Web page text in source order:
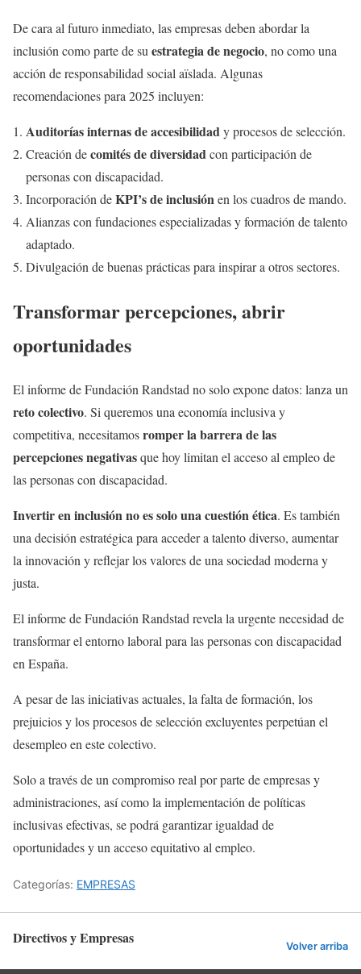
De cara al futuro inmediato, las empresas deben abordar la
inclusión como parte de su estrategia de negocio, no como una
acción de responsabilidad social aïslada. Algunas
recomendaciones para 2025 incluyen:
Auditorías internas de accesibilidady procesos de selección.
Creación decomités de diversidadcon participación de
personas con discapacidad.
Incorporación deKPI’s de inclusiónen los cuadros de mando.
Alianzas con fundaciones especializadas y formación de talento
adaptado.
Divulgación de buenas prácticas para inspirar a otros sectores.
Transformar percepciones, abrir
oportunidades
El informe de Fundación Randstad no solo expone datos: lanza un
reto colectivo. Si queremos una economía inclusiva y
competitiva, necesitamosromper la barrera de las
percepciones negativasque hoy limitan el acceso al empleo de
las personas con discapacidad.
Invertir en inclusión no es solo una cuestión ética. Es también
una decisión estratégica para acceder a talento diverso, aumentar
la innovación y reflejar los valores de una sociedad moderna y
justa.
El informe de Fundación Randstad revela la urgente necesidad de
transformar el entorno laboral para las personas con discapacidad
en España.
A pesar de las iniciativas actuales, la falta de formación, los
prejuicios y los procesos de selección excluyentes perpetúan el
desempleo en este colectivo.
Solo a través de un compromiso real por parte de empresas y
administraciones, así como la implementación de políticas
inclusivas efectivas, se podrá garantizar igualdad de
oportunidades y un acceso equitativo al empleo.
Categorías: EMPRESAS
Directivos y Empresas Volver arriba